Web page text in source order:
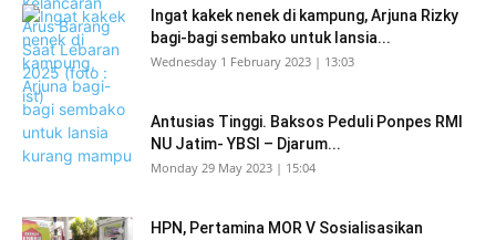
Ingat kakek nenek di kampung, Arjuna Rizky
bagi-bagi sembako untuk lansia...
Wednesday 1 February 2023 | 13:03
Antusias Tinggi. Baksos Peduli Ponpes RMI
NU Jatim- YBSI – Djarum...
Monday 29 May 2023 | 15:04
HPN, Pertamina MOR V Sosialisasikan